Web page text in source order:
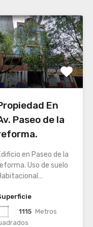
En
Paseo de la
en Paseo de la
Uso de suelo
1115 Metros